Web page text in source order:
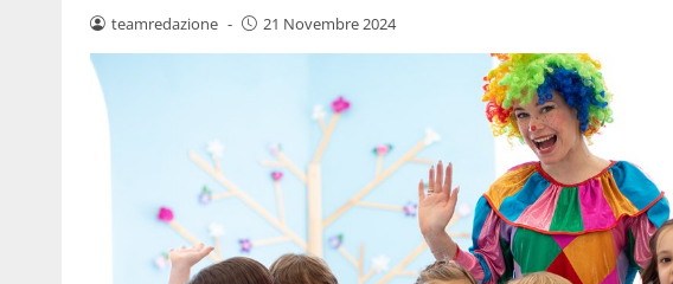
teamredazione - 21 Novembre 2024